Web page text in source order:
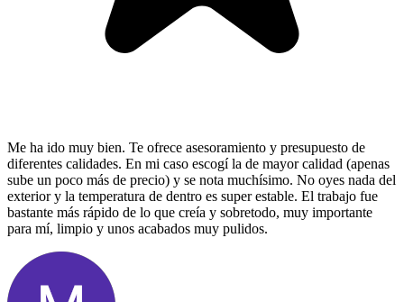
Me ha ido muy bien. Te ofrece asesoramiento y presupuesto de
diferentes calidades. En mi caso escogí la de mayor calidad (apenas
sube un poco más de precio) y se nota muchísimo. No oyes nada del
exterior y la temperatura de dentro es super estable. El trabajo fue
bastante más rápido de lo que creía y sobretodo, muy importante
para mí, limpio y unos acabados muy pulidos.